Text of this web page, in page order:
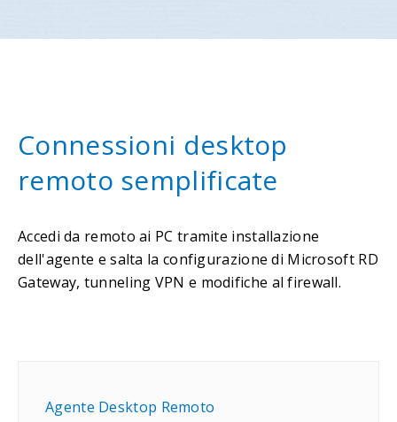
Connessioni desktop
remoto semplificate
Accedi da remoto ai PC tramite installazione
dell'agente e salta la configurazione di Microsoft RD
Gateway, tunneling VPN e modifiche al firewall.
Agente Desktop Remoto